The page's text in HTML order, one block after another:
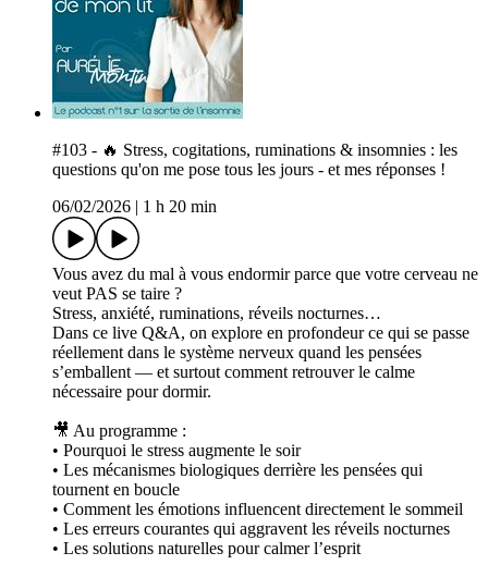
#103 - 🔥 Stress, cogitations, ruminations & insomnies : les
questions qu'on me pose tous les jours - et mes réponses !
06/02/2026
1 h 20 min
Vous avez du mal à vous endormir parce que votre cerveau ne
veut PAS se taire ?
Stress, anxiété, ruminations, réveils nocturnes…
Dans ce live Q&A, on explore en profondeur ce qui se passe
réellement dans le système nerveux quand les pensées
s’emballent — et surtout comment retrouver le calme
nécessaire pour dormir.
🎥 Au programme :
• Pourquoi le stress augmente le soir
• Les mécanismes biologiques derrière les pensées qui
tournent en boucle
• Comment les émotions influencent directement le sommeil
• Les erreurs courantes qui aggravent les réveils nocturnes
• Les solutions naturelles pour calmer l’esprit